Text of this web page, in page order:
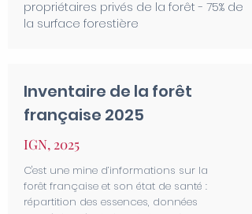
propriétaires privés de la forêt - 75% de
la surface forestière
Inventaire de la forêt
française 2025
IGN, 2025
C'est une mine d’informations sur la
forêt française et son état de santé :
répartition des essences, données